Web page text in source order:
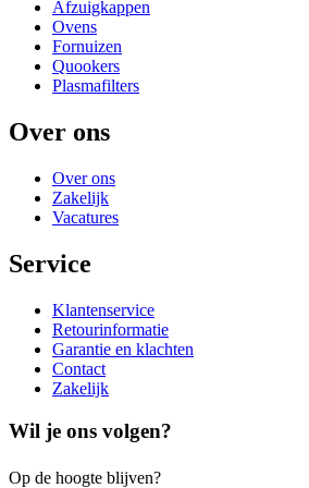
Afzuigkappen
Ovens
Fornuizen
Quookers
Plasmafilters
Over ons
Over ons
Zakelijk
Vacatures
Service
Klantenservice
Retourinformatie
Garantie en klachten
Contact
Zakelijk
Wil je ons volgen?
Op de hoogte blijven?